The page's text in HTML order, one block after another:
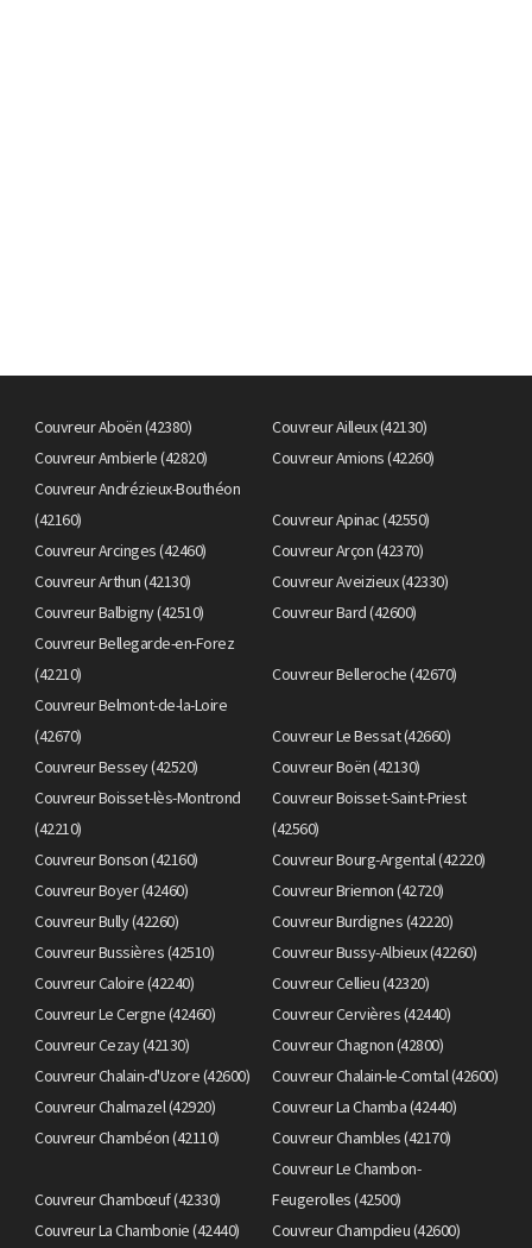
Couvreur Aboën (42380)
Couvreur Ailleux (42130)
Couvreur Ambierle (42820)
Couvreur Amions (42260)
Couvreur Andrézieux-Bouthéon
(42160)
Couvreur Apinac (42550)
Couvreur Arcinges (42460)
Couvreur Arçon (42370)
Couvreur Arthun (42130)
Couvreur Aveizieux (42330)
Couvreur Balbigny (42510)
Couvreur Bard (42600)
Couvreur Bellegarde-en-Forez
(42210)
Couvreur Belleroche (42670)
Couvreur Belmont-de-la-Loire
(42670)
Couvreur Le Bessat (42660)
Couvreur Bessey (42520)
Couvreur Boën (42130)
Couvreur Boisset-lès-Montrond
(42210)
Couvreur Boisset-Saint-Priest
(42560)
Couvreur Bonson (42160)
Couvreur Bourg-Argental (42220)
Couvreur Boyer (42460)
Couvreur Briennon (42720)
Couvreur Bully (42260)
Couvreur Burdignes (42220)
Couvreur Bussières (42510)
Couvreur Bussy-Albieux (42260)
Couvreur Caloire (42240)
Couvreur Cellieu (42320)
Couvreur Le Cergne (42460)
Couvreur Cervières (42440)
Couvreur Cezay (42130)
Couvreur Chagnon (42800)
Couvreur Chalain-d'Uzore (42600)
Couvreur Chalain-le-Comtal (42600)
Couvreur Chalmazel (42920)
Couvreur La Chamba (42440)
Couvreur Chambéon (42110)
Couvreur Chambles (42170)
Couvreur Chambœuf (42330)
Couvreur Le Chambon-
Feugerolles (42500)
Couvreur La Chambonie (42440)
Couvreur Champdieu (42600)